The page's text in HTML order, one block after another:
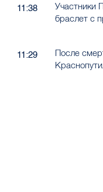
11:38
Участники
браслет с
11:29
После